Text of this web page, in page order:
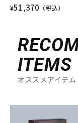
¥51,370 （税込）
ITEMS
オススメアイテム